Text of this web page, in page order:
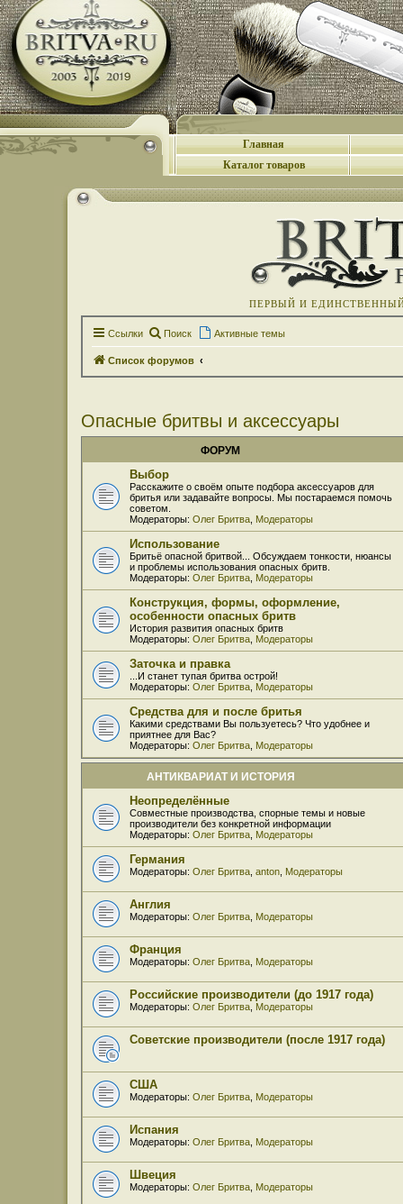
Главная
Каталог товаров
ПЕРВЫЙ И
Ссылки Поиск Активные темы
Список форумов
Опасные бритвы и аксессуары
ФОРУМ
Выбор
Расскажите о своём опыте подбора аксессуаров для
бритья или задавайте вопросы. Мы постараемся помочь
советом.
Модераторы: Олег Бритва Модераторы
Использование
Бритьё опасной бритвой... Обсуждаем тонкости, нюансы
и проблемы использования опасных бритв.
Модераторы: Олег Бритва Модераторы
Конструкция, формы, оформление,
особенности опасных бритв
История развития опасных бритв
Модераторы: Олег Бритва Модераторы
Заточка и правка
...И станет тупая бритва острой!
Модераторы: Олег Бритва Модераторы
Средства для и после бритья
Какими средствами Вы пользуетесь? Что удобнее и
приятнее для Вас?
Модераторы: Олег Бритва Модераторы
АНТИКВАРИАТ И ИСТОРИЯ
Неопределённые
Совместные производства, спорные темы и новые
производители без конкретной информации
Модераторы: Олег Бритва Модераторы
Германия
Модераторы: Олег Бритва anton Модераторы
Англия
Модераторы: Олег Бритва Модераторы
Франция
Модераторы: Олег Бритва Модераторы
Российские производители (до 1917 года)
Модераторы: Олег Бритва Модераторы
Советские производители (после 1917 года)
США
Модераторы: Олег Бритва Модераторы
Испания
Модераторы: Олег Бритва Модераторы
Швеция
Модераторы: Олег Бритва Модераторы